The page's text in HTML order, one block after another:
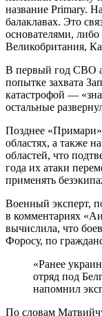
название Primary.
балаклавах. Это
основателями,
Великобритания,
В первый год СВО
попытке захвата
катастрофой —
остальные
Позднее
областях, а также
областей, что
года их атаки
применять
Военный эксперт,
в комментариях
вычислила, что
Форосу, по
«Ранее
отряд под
напомнил
По словам